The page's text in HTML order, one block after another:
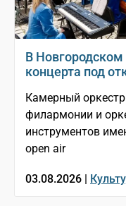
В
концерта под
Камерный
филармонии и
инструментов
open air
03.08.2026 |